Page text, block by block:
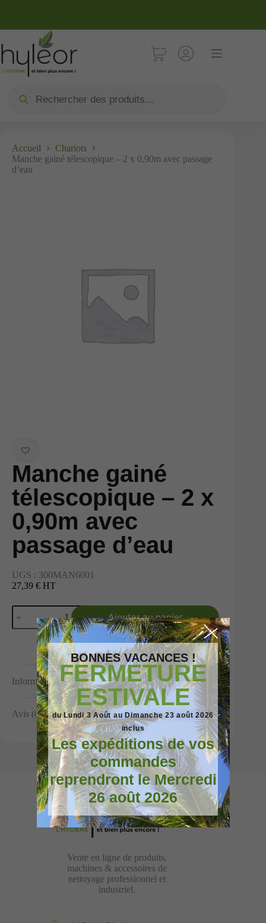
Accueil
Chariots
Manche gainé télescopique – 2 x 0,90m avec passage
d’eau
Manche gainé
télescopique – 2 x
0,90m avec
passage d’eau
UGS : 300MAN6001
27,39 € HT
Ajouter au panier
Informations complémentaires
Avis (0)
Vente en ligne de produits,
machines & accessoires de
nettoyage professionnel et
industriel.
BONNES VACANCES !
FERMETURE
ESTIVALE
du Lundi 3 Août au Dimanche 23 août 2026
inclus
Les expéditions de vos
commandes
reprendront le Mercredi
26 août 2026